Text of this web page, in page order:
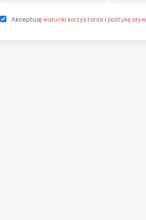
Akceptujęwarunki korzystania i politykę